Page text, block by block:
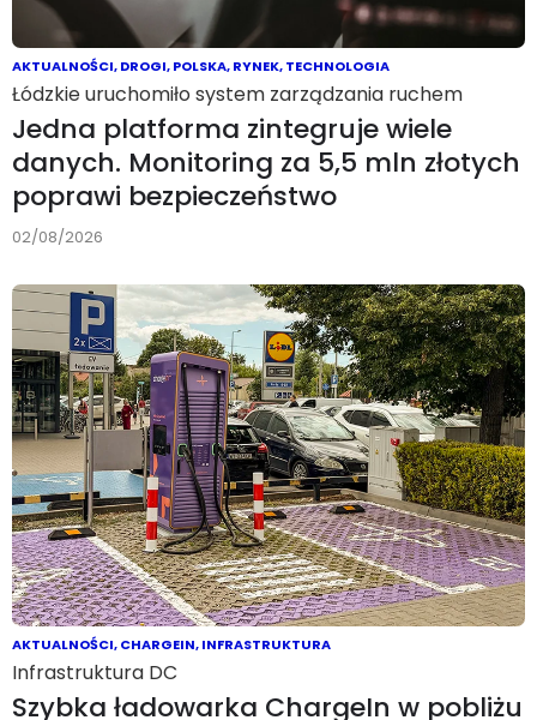
AKTUALNOŚCI,DROGI,POLSKA,RYNEK,TECHNOLOGIA
Łódzkie uruchomiło system zarządzania ruchem
Jedna platforma zintegruje wiele
danych. Monitoring za 5,5 mln złotych
poprawi bezpieczeństwo
02/08/2026
AKTUALNOŚCI,CHARGEIN,INFRASTRUKTURA
Infrastruktura DC
Szybka ładowarka ChargeIn w pobliżu